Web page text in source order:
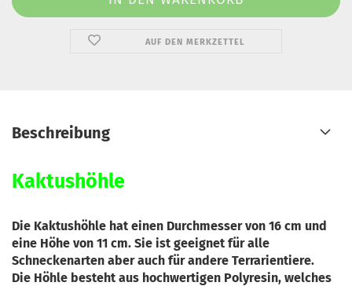
AUF DEN MERKZETTEL
Beschreibung
Kaktushöhle
Die Kaktushöhle hat einen Durchmesser von 16 cm und
eine Höhe von 11 cm. Sie ist geeignet für alle
Schneckenarten aber auch für andere Terrarientiere.
Die Höhle besteht aus hochwertigen Polyresin, welches